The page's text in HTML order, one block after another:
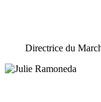
Directrice du